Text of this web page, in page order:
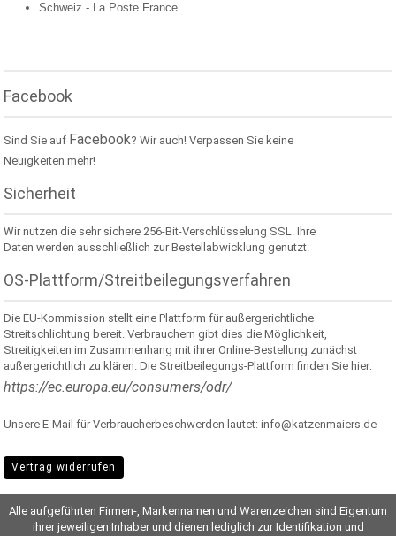
Schweiz - La Poste France
Facebook
Sind Sie auf Facebook? Wir auch! Verpassen Sie keine
Neuigkeiten mehr!
Sicherheit
Wir nutzen die sehr sichere 256-Bit-Verschlüsselung SSL. Ihre
Daten werden ausschließlich zur Bestellabwicklung genutzt.
OS-Plattform/Streitbeilegungsverfahren
Die EU-Kommission stellt eine Plattform für außergerichtliche
Streitschlichtung bereit. Verbrauchern gibt dies die Möglichkeit,
Streitigkeiten im Zusammenhang mit ihrer Online-Bestellung zunächst
außergerichtlich zu klären. Die Streitbeilegungs-Plattform finden Sie hier:
https://ec.europa.eu/consumers/odr/
Unsere E-Mail für Verbraucherbeschwerden lautet: info@katzenmaiers.de
Vertrag widerrufen
Alle aufgeführten Firmen-, Markennamen und Warenzeichen sind Eigentum
ihrer jeweiligen Inhaber und dienen lediglich zur Identifikation und